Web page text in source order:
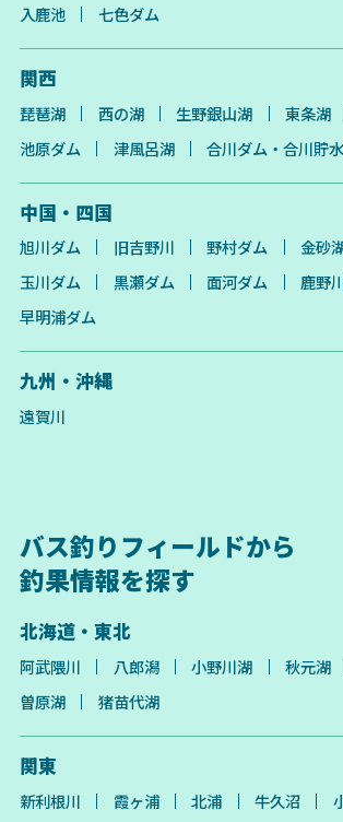
入鹿池 七色ダム
関西
琵琶湖 西の湖 生野銀山湖 東条湖
池原ダム
津風呂湖 合川ダム・合川貯
中国・四国
旭川ダム 旧吉野川 野村ダム 金砂
玉川ダム
黒瀬ダム 面河ダム
鹿野
早明浦ダム
九州・沖縄
遠賀川
バス釣りフィールドから
釣果情報を探す
北海道・東北
阿武隈川 八郎潟 小野川湖 秋元湖
曽原湖
猪苗代湖
関東
新利根川 霞ヶ浦 北浦 牛久沼